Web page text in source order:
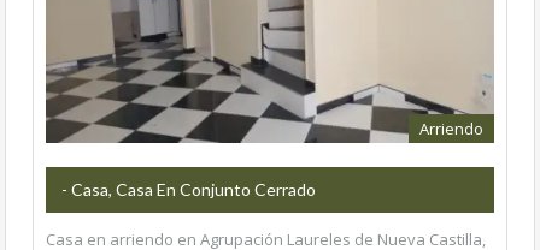
Arriendo
- Casa, Casa En Conjunto Cerrado
Casa en arriendo en Agrupación Laureles de Nueva Castilla,